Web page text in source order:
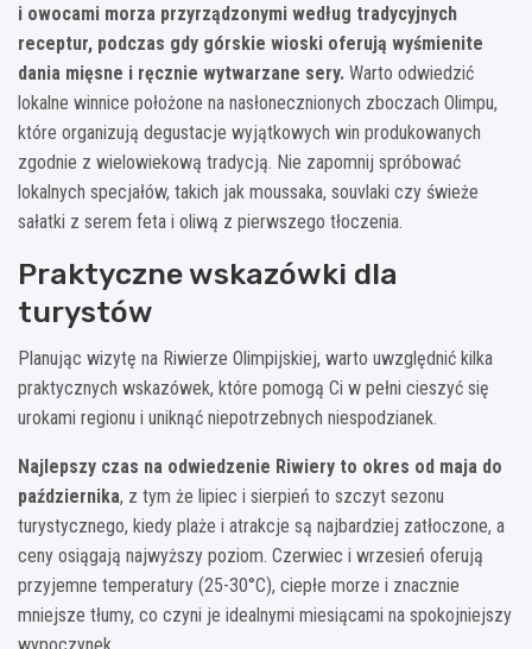
i owocami morza przyrządzonymi według tradycyjnych
receptur, podczas gdy górskie wioski oferują wyśmienite
dania mięsne i ręcznie wytwarzane sery. Warto odwiedzić
lokalne winnice położone na nasłonecznionych zboczach Olimpu,
które organizują degustacje wyjątkowych win produkowanych
zgodnie z wielowiekową tradycją. Nie zapomnij spróbować
lokalnych specjałów, takich jak moussaka, souvlaki czy świeże
sałatki z serem feta i oliwą z pierwszego tłoczenia.
Praktyczne wskazówki dla
turystów
Planując wizytę na Riwierze Olimpijskiej, warto uwzględnić kilka
praktycznych wskazówek, które pomogą Ci w pełni cieszyć się
urokami regionu i uniknąć niepotrzebnych niespodzianek.
Najlepszy czas na odwiedzenie Riwiery to okres od maja do
października, z tym że lipiec i sierpień to szczyt sezonu
turystycznego, kiedy plaże i atrakcje są najbardziej zatłoczone, a
ceny osiągają najwyższy poziom. Czerwiec i wrzesień oferują
przyjemne temperatury (25-30°C), ciepłe morze i znacznie
mniejsze tłumy, co czyni je idealnymi miesiącami na spokojniejszy
wypoczynek.